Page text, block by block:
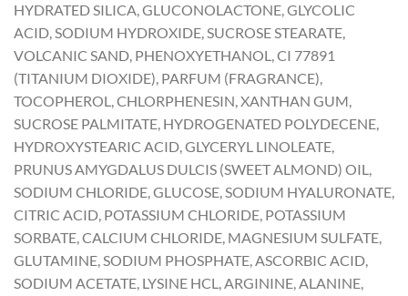
HYDRATED SILICA, GLUCONOLACTONE, GLYCOLIC
ACID, SODIUM HYDROXIDE, SUCROSE STEARATE,
VOLCANIC SAND, PHENOXYETHANOL, CI 77891
(TITANIUM DIOXIDE), PARFUM (FRAGRANCE),
TOCOPHEROL, CHLORPHENESIN, XANTHAN GUM,
SUCROSE PALMITATE, HYDROGENATED POLYDECENE,
HYDROXYSTEARIC ACID, GLYCERYL LINOLEATE,
PRUNUS AMYGDALUS DULCIS (SWEET ALMOND) OIL,
SODIUM CHLORIDE, GLUCOSE, SODIUM HYALURONATE,
CITRIC ACID, POTASSIUM CHLORIDE, POTASSIUM
SORBATE, CALCIUM CHLORIDE, MAGNESIUM SULFATE,
GLUTAMINE, SODIUM PHOSPHATE, ASCORBIC ACID,
SODIUM ACETATE, LYSINE HCL, ARGININE, ALANINE,